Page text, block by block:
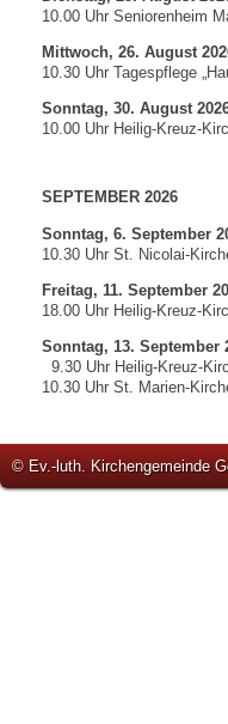
10.00 Uhr Seniorenheim
Mittwoch, 26. August
10.30 Uhr Tagespflege
Sonntag, 30. August
10.00 Uhr Heilig-Kreuz-
SEPTEMBER 2026
Sonntag, 6. September
10.30 Uhr St. Nicolai-
Freitag, 11. September
18.00 Uhr Heilig-Kreuz-
Sonntag, 13. September
9.30 Uhr Heilig-Kreuz-
10.30 Uhr St. Marien-
© Ev.-luth. Kirchengemeinde